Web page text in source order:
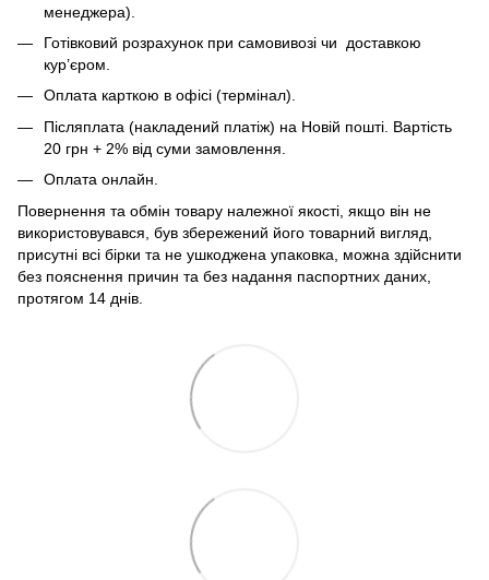
менеджера).
Готівковий розрахунок при самовивозі чи доставкою
кур’єром.
Оплата карткою в офісі (термінал).
Післяплата (накладений платіж) на Новій пошті. Вартість
20 грн + 2% від суми замовлення.
Оплата онлайн.
Повернення та обмін товару належної якості, якщо він не
використовувався, був збережений його товарний вигляд,
присутні всі бірки та не ушкоджена упаковка, можна здійснити
без пояснення причин та без надання паспортних даних,
протягом 14 днів.